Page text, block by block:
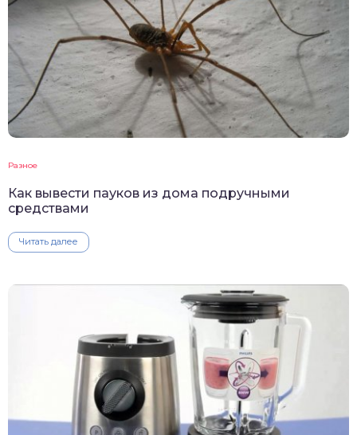
Разное
Как вывести пауков из дома подручными
средствами
Читать далее